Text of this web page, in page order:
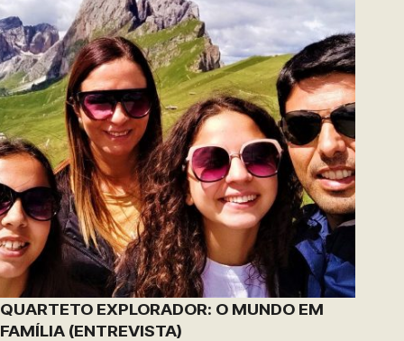
QUARTETO EXPLORADOR: O MUNDO EM
FAMÍLIA (ENTREVISTA)